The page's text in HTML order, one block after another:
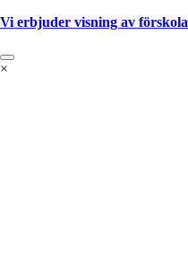
Vi erbjuder visning av
×